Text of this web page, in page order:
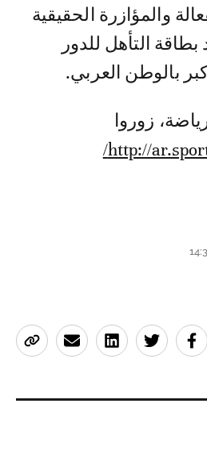
والمؤازرة الحقيقية
التأهل للدور
بالوطن العربي.
زوروا
http://